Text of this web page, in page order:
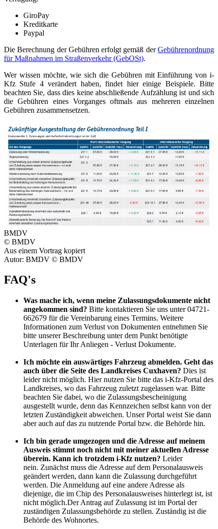
GiroPay
Kreditkarte
Paypal
Die Berechnung der Gebühren erfolgt gemäß derGebührenordnung
für Maßnahmen im Straßenverkehr (GebOSt).
Wer wissen möchte, wie sich die Gebühren mit Einführung von i-
Kfz Stufe 4 verändert haben, findet hier einige Beispiele. Bitte
beachten Sie, dass dies keine abschließende Aufzählung ist und sich
die Gebühren eines Vorganges oftmals aus mehreren einzelnen
Gebühren zusammensetzen.
BMDV
© BMDV
Aus einem Vortrag kopiert
Autor: BMDV © BMDV
FAQ's
Was mache ich, wenn meine Zulassungsdokumente nicht
angekommen sind? Bitte kontaktieren Sie uns unter 04721-
662679 für die Vereinbarung eines Termins. Weitere
Informationen zum Verlust von Dokumenten entnehmen Sie
bitte unserer Beschreibung unter dem Punkt benötigte
Unterlagen für Ihr Anliegen - Verlust Dokumente.
Ich möchte ein auswärtiges Fahrzeug abmelden. Geht das
auch über die Seite des Landkreises Cuxhaven? Dies ist
leider nicht möglich. Hier nutzen Sie bitte das i-Kfz-Portal des
Landkreises, wo das Fahrzeug zuletzt zugelassen war. Bitte
beachten Sie dabei, wo die Zulassungsbescheinigung
ausgestellt wurde, denn das Kennzeichen selbst kann von der
letzten Zuständigkeit abweichen. Unser Portal weist Sie dann
aber auch auf das zu nutzende Portal bzw. die Behörde hin.
Ich bin gerade umgezogen und die Adresse auf meinem
Ausweis stimmt noch nicht mit meiner aktuellen Adresse
überein. Kann ich trotzdem i-Kfz nutzen? Leider
nein. Zunächst muss die Adresse auf dem Personalausweis
geändert werden, dann kann die Zulassung durchgeführt
werden. Die Anmeldung auf eine andere Adresse als
diejenige, die im Chip des Personalausweises hinterlegt ist, ist
nicht möglich.Der Antrag auf Zulassung ist im Portal der
zuständigen Zulassungsbehörde zu stellen. Zuständig ist die
Behörde des Wohnortes.